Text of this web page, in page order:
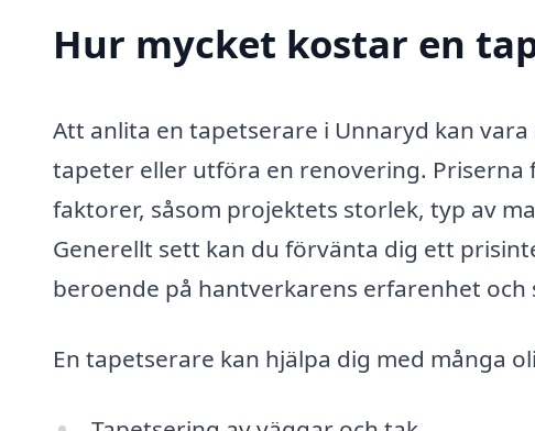
Hur mycket kostar en
Att anlita en tapetserare i Unnaryd kan
tapeter eller utföra en renovering.
faktorer, såsom projektets storlek, typ av
Generellt sett kan du förvänta dig ett
beroende på hantverkarens erfarenhet och
En tapetserare kan hjälpa dig med många